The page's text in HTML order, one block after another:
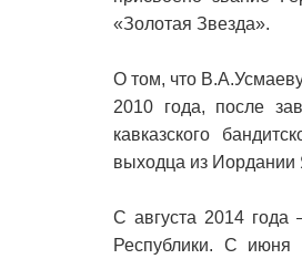
«Золотая Звезда».
О том, что
2010 года, после
кавказского
выходца из Иордании
С августа 2014 года
Республики. С июня